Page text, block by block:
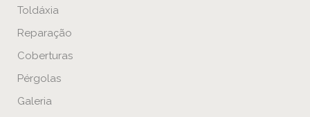
Toldáxia
Reparação
Coberturas
Pérgolas
Galeria